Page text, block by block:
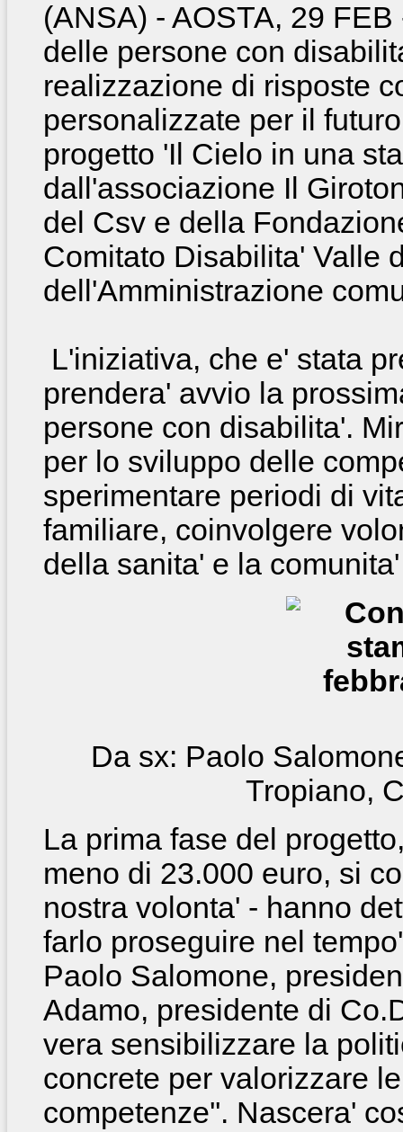
(ANSA) - AOSTA, 29
delle persone con
realizzazione di risposte
personalizzate per il
progetto 'Il Cielo in una
dall'associazione Il
del Csv e della
Comitato Disabilita' Valle
dell'Amministrazione
L'iniziativa, che e' stata
prendera' avvio la
persone con disabilita'.
per lo sviluppo delle
sperimentare periodi di
familiare, coinvolgere
della sanita' e la
Da sx: Paolo
Tropiano,
La prima fase del
meno di 23.000 euro, si
nostra volonta' - hanno
farlo proseguire nel
Paolo Salomone,
Adamo, presidente di
vera sensibilizzare la
concrete per valorizzare
competenze''. Nascera'